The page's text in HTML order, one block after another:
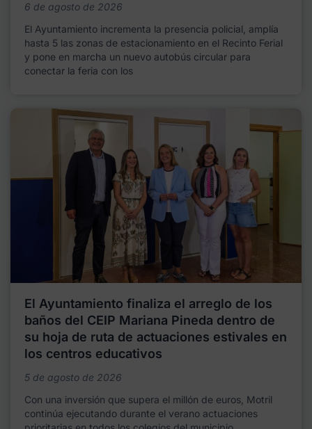
6 de agosto de 2026
El Ayuntamiento incrementa la presencia policial, amplía
hasta 5 las zonas de estacionamiento en el Recinto Ferial
y pone en marcha un nuevo autobús circular para
conectar la feria con los
El Ayuntamiento finaliza el arreglo de los
baños del CEIP Mariana Pineda dentro de
su hoja de ruta de actuaciones estivales en
los centros educativos
5 de agosto de 2026
Con una inversión que supera el millón de euros, Motril
continúa ejecutando durante el verano actuaciones